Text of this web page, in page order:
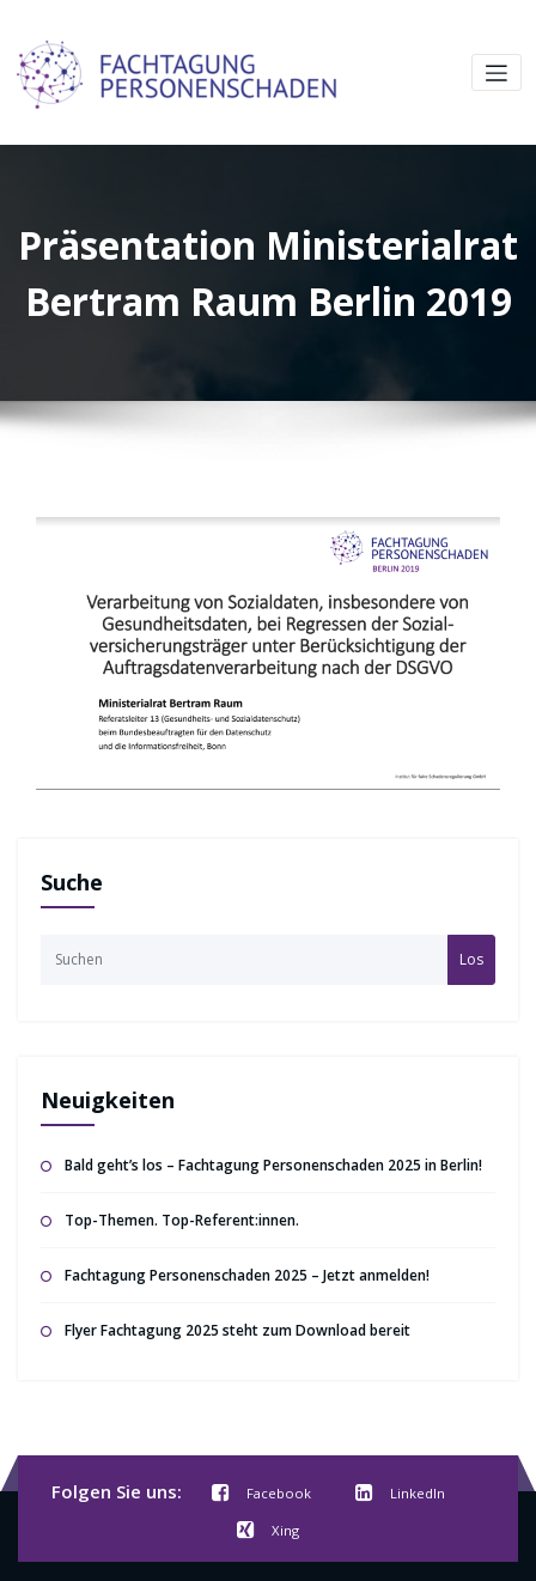
Präsentation Ministerialrat
Bertram Raum Berlin 2019
Suche
Los
Neuigkeiten
Bald geht’s los – Fachtagung Personenschaden 2025 in Berlin!
Top-Themen. Top-Referent:innen.
Fachtagung Personenschaden 2025 – Jetzt anmelden!
Flyer Fachtagung 2025 steht zum Download bereit
Folgen Sie uns: Facebook LinkedIn
Xing